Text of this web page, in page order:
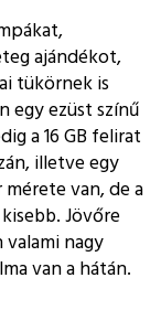
ajándékot,
tükörnek is
egy ezüst színű
a 16 GB felirat
illetve egy
van, de a
Jövőre
nagy
van a hátán.